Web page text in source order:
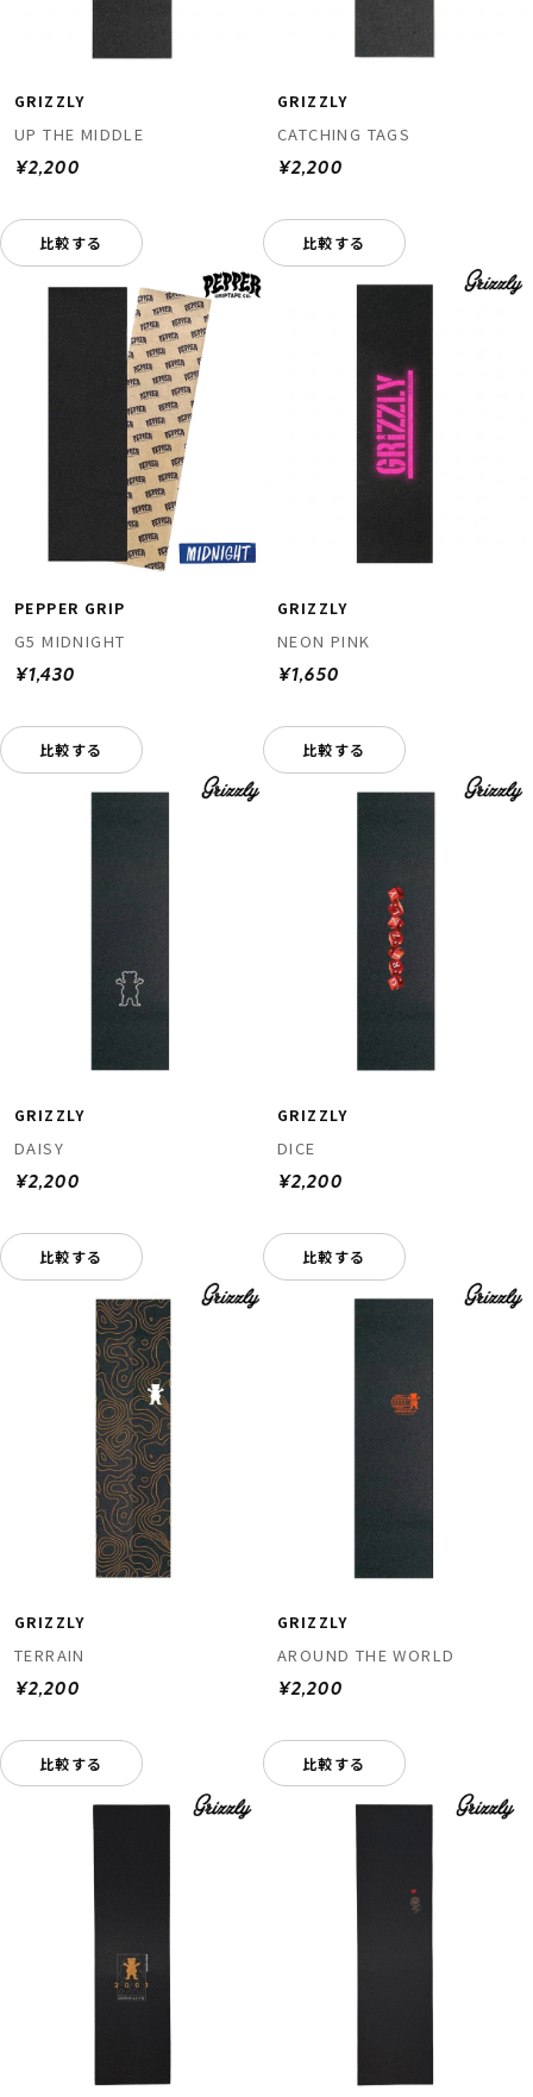
ポイント・クーポンもこのアプリで！
GRIZZLY
UP THE MIDDLE
¥2,200
比較する
GRIZZLY
CATCHING TAGS
¥2,200
比較する
PEPPER GRIP
G5 MIDNIGHT
¥1,430
比較する
GRIZZLY
NEON PINK
¥1,650
比較する
GRIZZLY
DAISY
¥2,200
比較する
GRIZZLY
DICE
¥2,200
比較する
GRIZZLY
TERRAIN
¥2,200
比較する
GRIZZLY
AROUND THE WORLD
¥2,200
比較する